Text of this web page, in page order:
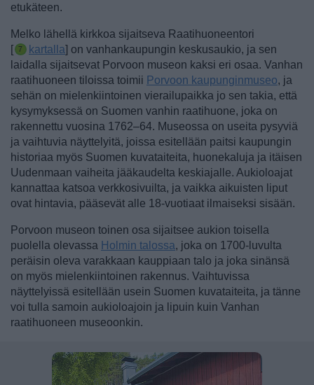
etukäteen.
Melko lähellä kirkkoa sijaitseva Raatihuoneentori
[
kartalla] on vanhankaupungin keskusaukio, ja sen
laidalla sijaitsevat Porvoon museon kaksi eri osaa. Vanhan
raatihuoneen tiloissa toimii Porvoon kaupunginmuseo, ja
sehän on mielenkiintoinen vierailupaikka jo sen takia, että
kysymyksessä on Suomen vanhin raatihuone, joka on
rakennettu vuosina 1762–64. Museossa on useita pysyviä
ja vaihtuvia näyttelyitä, joissa esitellään paitsi kaupungin
historiaa myös Suomen kuvataiteita, huonekaluja ja itäisen
Uudenmaan vaiheita jääkaudelta keskiajalle. Aukioloajat
kannattaa katsoa verkkosivuilta, ja vaikka aikuisten liput
ovat hintavia, pääsevät alle 18-vuotiaat ilmaiseksi sisään.
Porvoon museon toinen osa sijaitsee aukion toisella
puolella olevassa Holmin talossa, joka on 1700-luvulta
peräisin oleva varakkaan kauppiaan talo ja joka sinänsä
on myös mielenkiintoinen rakennus. Vaihtuvissa
näyttelyissä esitellään usein Suomen kuvataiteita, ja tänne
voi tulla samoin aukioloajoin ja lipuin kuin Vanhan
raatihuoneen museoonkin.